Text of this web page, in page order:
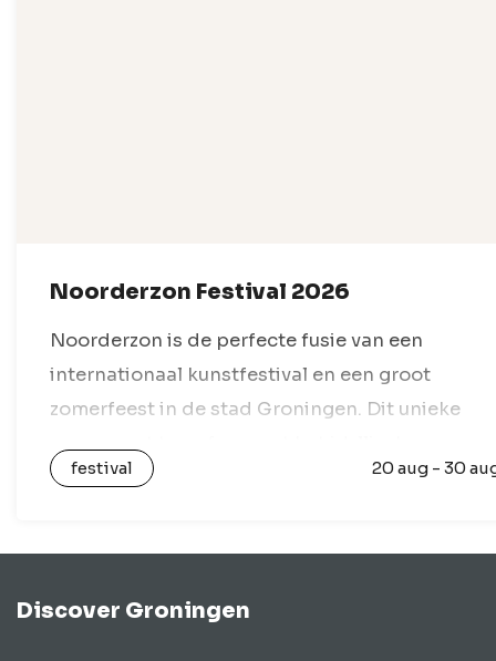
Noorderzon Festival 2026
Noorderzon is de perfecte fusie van een
internationaal kunstfestival en een groot
zomerfeest in de stad Groningen. Dit unieke
Noorderplantsoen elk jaar tot een levendig
festival 20 aug - 30
Discover Groningen